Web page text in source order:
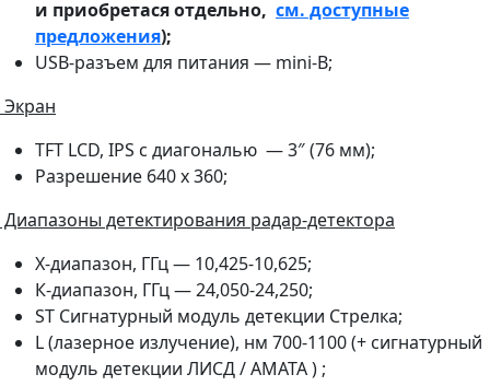
и приобретася отдельно, см. доступные
предложения);
USB-разъем для питания — mini-B;
Экран
TFT LCD, IPS с диагональю — 3″ (76 мм);
Разрешение 640 х 360;
Диапазоны детектирования радар-детектора
Х-диапазон, ГГц — 10,425-10,625;
К-диапазон, ГГц — 24,050-24,250;
ST Cигнатурный модуль детекции Стрелка;
L (лазерное излучение), нм 700-1100 (+ сигнатурный
модуль детекции ЛИСД / АМАТА ) ;